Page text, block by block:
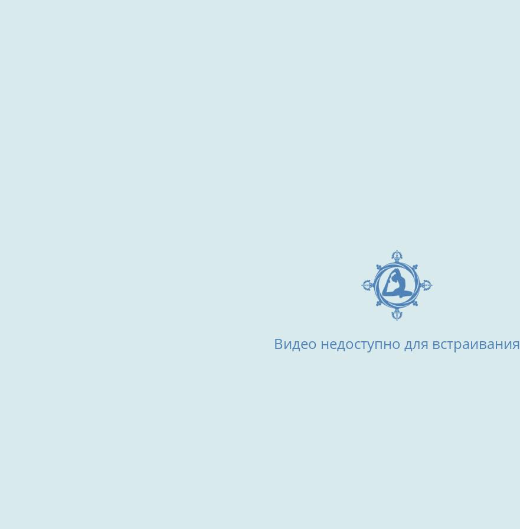
Видео недоступно для встраивания